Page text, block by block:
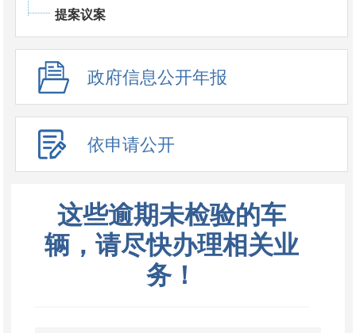
提案议案
政府信息公开年报
依申请公开
这些逾期未检验的车
辆，请尽快办理相关业
务！